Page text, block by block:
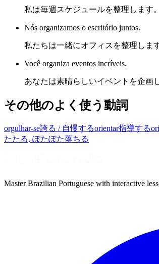
私は毎週スケジュールを整理します。
Nós organizamos o escritório juntos.
私たちは一緒にオフィスを整理します
Você organiza eventos incríveis.
あなたは素晴らしいイベントを企画
その他のよく使う動詞
orgulhar-se誇る / 自慢するorientar指導する
たたる, ぽたぽた落ちる
Master Brazilian Portuguese with interactive